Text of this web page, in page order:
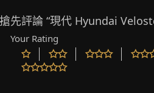
先評論 “現代 Hyundai
Your Rating